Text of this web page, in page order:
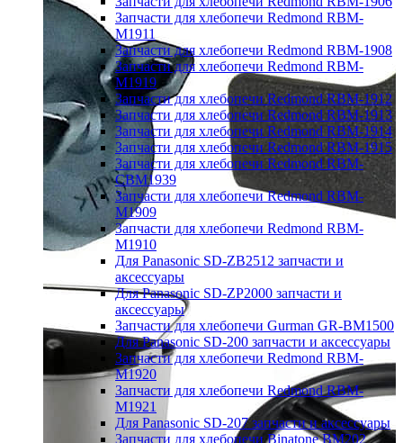
Запчасти для хлебопечи Redmond RBM-
M1911
Запчасти для хлебопечи Redmond RBM-1908
Запчасти для хлебопечи Redmond RBM-
M1919
Запчасти для хлебопечи Redmond RBM-1912
Запчасти для хлебопечи Redmond RBM-1913
Запчасти для хлебопечи Redmond RBM-1914
Запчасти для хлебопечи Redmond RBM-1915
Запчасти для хлебопечи Redmond RBM-
CBM1939
Запчасти для хлебопечи Redmond RBM-
M1909
Запчасти для хлебопечи Redmond RBM-
M1910
Для Panasonic SD-ZB2512 запчасти и
аксессуары
Для Panasonic SD-ZP2000 запчасти и
аксессуары
Запчасти для хлебопечи Gurman GR-BM1500
Для Panasonic SD-200 запчасти и аксессуары
Запчасти для хлебопечи Redmond RBM-
M1920
Запчасти для хлебопечи Redmond RBM-
M1921
Для Panasonic SD-207 запчасти и аксессуары
Запчасти для хлебопечи Binatone BM202